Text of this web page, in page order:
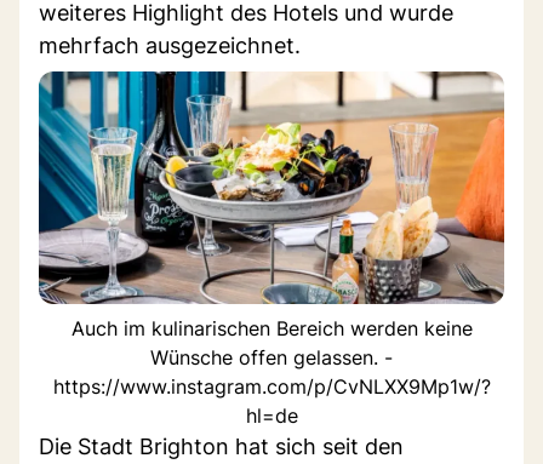
weiteres Highlight des Hotels und wurde
mehrfach ausgezeichnet.
Auch im kulinarischen Bereich werden keine
Wünsche offen gelassen. -
https://www.instagram.com/p/CvNLXX9Mp1w/?
hl=de
Die Stadt Brighton hat sich seit den